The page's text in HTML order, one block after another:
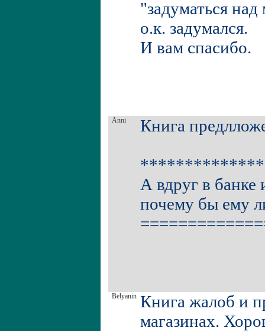
"задуматься
о.к. задумался.
И вам спасибо.
Anni Книга
А вдруг в банке
почему бы ему
Belyanin Книга жалоб и
магазинах.